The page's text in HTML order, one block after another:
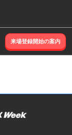
来場登録開始の案内